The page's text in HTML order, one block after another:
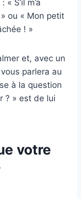
S’il m’a
ou « Mon petit
! »
et, avec un
parlera au
à la question
? » est de lui
votre